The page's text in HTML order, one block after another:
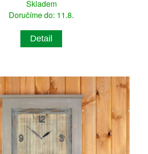
Skladem
Doručíme do: 11.8.
Detail